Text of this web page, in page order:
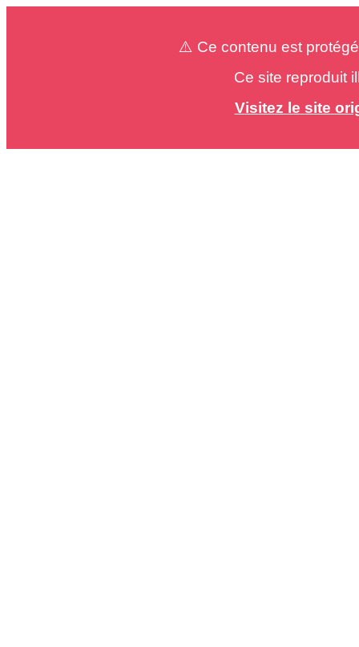
⚠️ Ce contenu est
Ce site reproduit
Visitez le site